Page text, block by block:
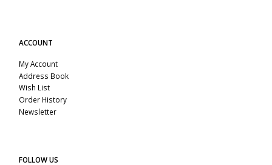
ACCOUNT
My Account
Address Book
Wish List
Order History
Newsletter
FOLLOW US